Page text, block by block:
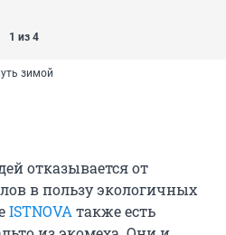
1 из 4
зимой
отказывается от
в пользу экологичных
ISTNOVA также есть